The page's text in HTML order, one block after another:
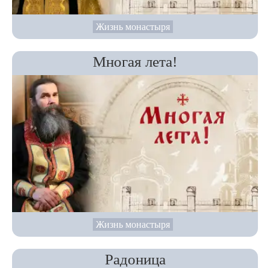
Жизнь монастыря
Многая лета!
Жизнь монастыря
Радоница